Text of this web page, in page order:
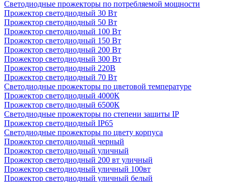
Светодиодные прожекторы по потребляемой мощности
Прожектор светодиодный 30 Вт
Прожектор светодиодный 50 Вт
Прожектор светодиодный 100 Вт
Прожектор светодиодный 150 Вт
Прожектор светодиодный 200 Вт
Прожектор светодиодный 300 Вт
Прожектор светодиодный 220В
Прожектор светодиодный 70 Вт
Светодиодные прожекторы по цветовой температуре
Прожектор светодиодный 4000К
Прожектор светодиодный 6500К
Светодиодные прожекторы по степени защиты IP
Прожектор светодиодный IP65
Светодиодные прожекторы по цвету корпуса
Прожектор светодиодный черный
Прожектор светодиодный уличный
Прожектор светодиодный 200 вт уличный
Прожектор светодиодный уличный 100вт
Прожектор светодиодный уличный белый